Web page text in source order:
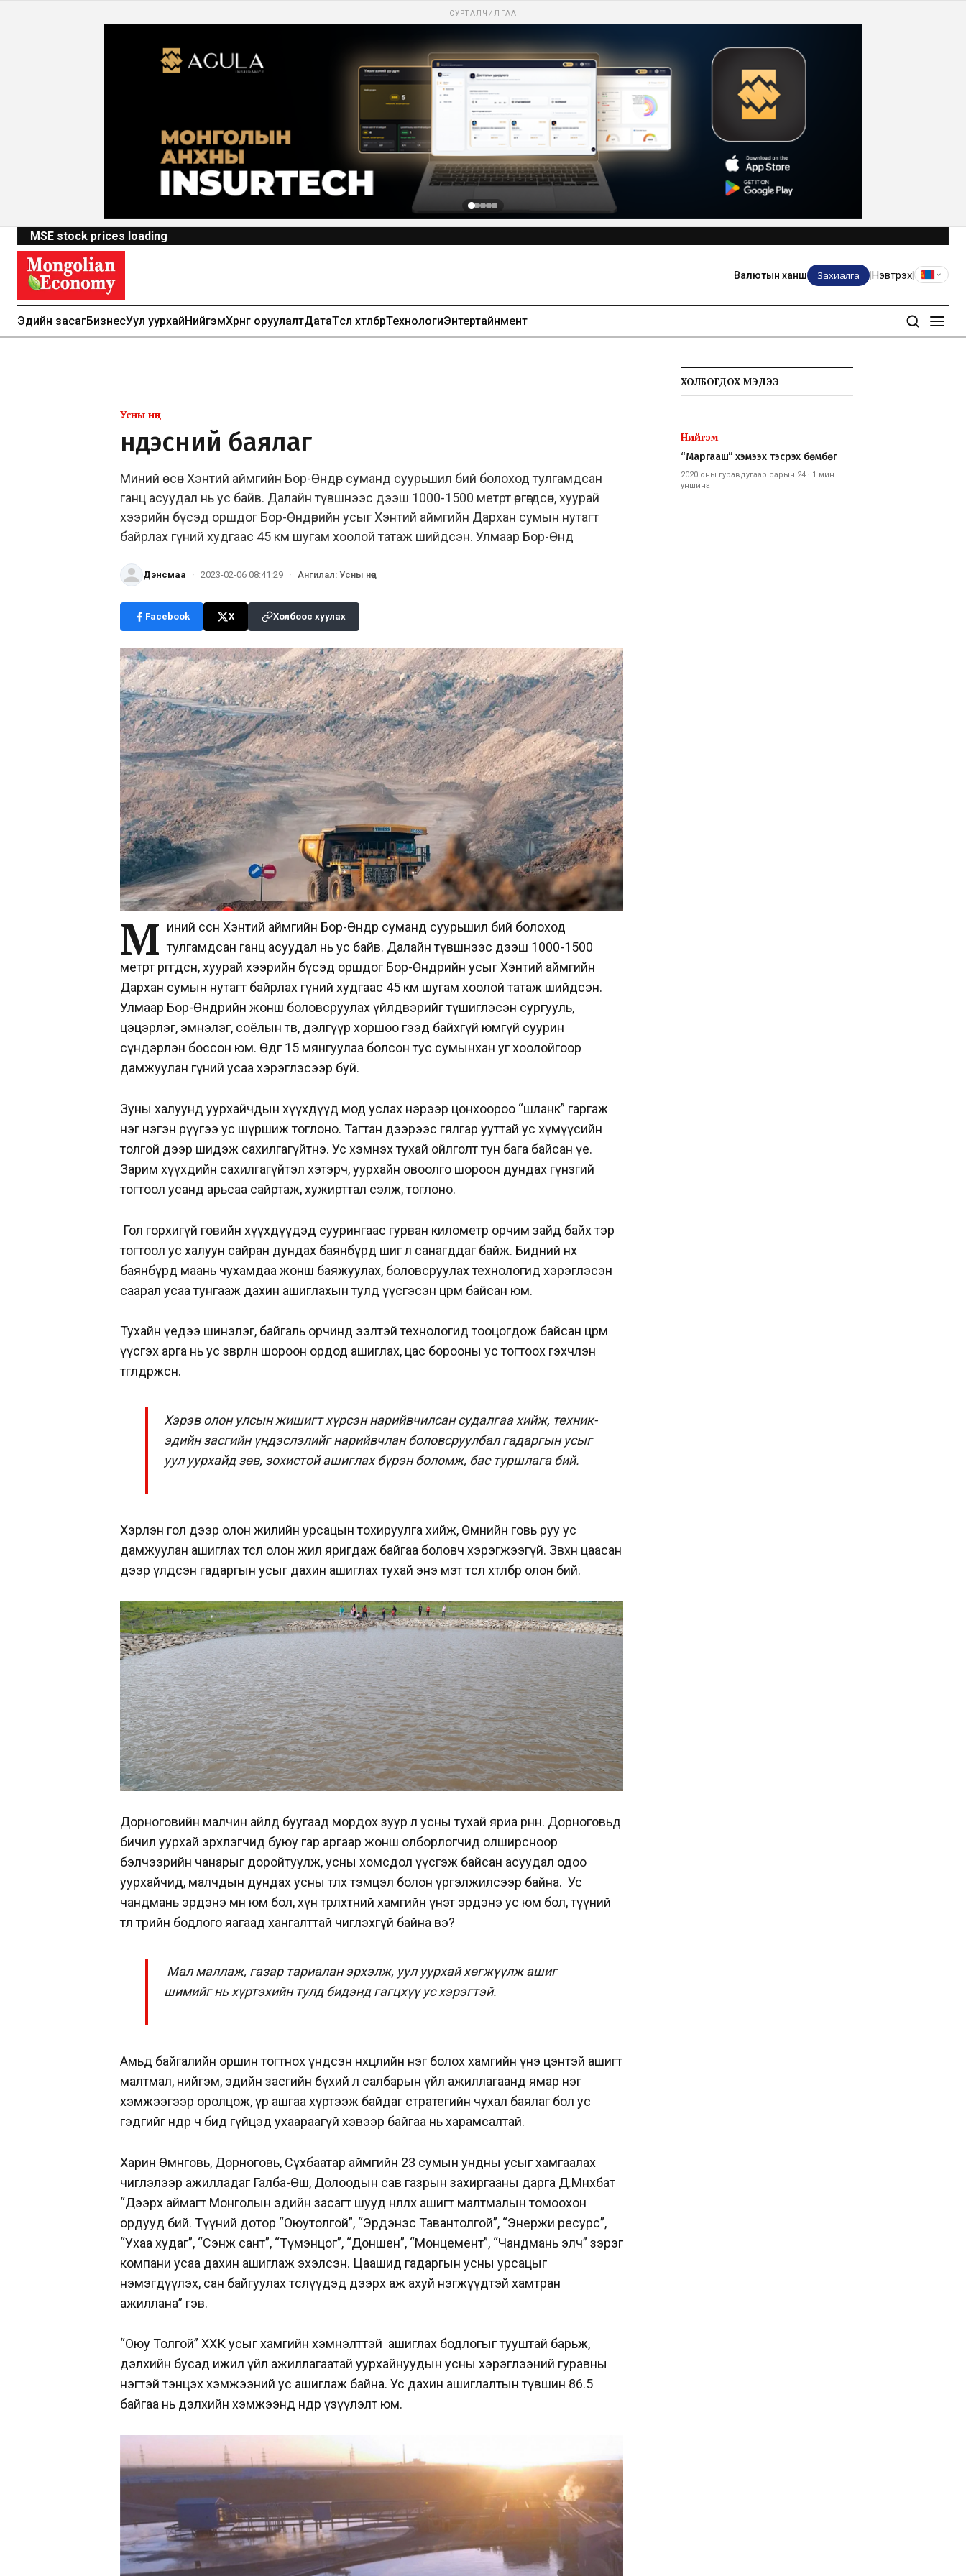
СУРТАЛЧИЛГАА
MSE stock prices loading
Валютын ханш Захиалга Нэвтрэх
Эдийн засагБизнесУул уурхайНийгэмХөрөнгө оруулалтДатаТөсөл хөтөлбөрТехнологиЭнтертайнмент
Усны нөөц
Үндэсний баялаг
Миний өссөн Хэнтий аймгийн Бор-Өндөр суманд суурьшил бий болоход тулгамдсан
ганц асуудал нь ус байв. Далайн түвшнээс дээш 1000-1500 метрт өргөгдсөн, хуурай
хээрийн бүсэд оршдог Бор-Өндөрийн усыг Хэнтий аймгийн Дархан сумын нутагт
байрлах гүний худгаас 45 км шугам хоолой татаж шийдсэн. Улмаар Бор-Өнд
Дэнсмаа · 2023-02-06 08:41:29 · Ангилал: Усны нөөц
Facebook X Холбоос хуулах
М иний өссөн Хэнтий аймгийн Бор-Өндөр суманд суурьшил бий болоход
тулгамдсан ганц асуудал нь ус байв. Далайн түвшнээс дээш 1000-1500
метрт өргөгдсөн, хуурай хээрийн бүсэд оршдог Бор-Өндөрийн усыг Хэнтий аймгийн
Дархан сумын нутагт байрлах гүний худгаас 45 км шугам хоолой татаж шийдсэн.
Улмаар Бор-Өндөрийн жонш боловсруулах үйлдвэрийг түшиглэсэн сургууль,
цэцэрлэг, эмнэлэг, соёлын төв, дэлгүүр хоршоо гээд байхгүй юмгүй суурин
сүндэрлэн боссон юм. Өдгөө 15 мянгуулаа болсон тус сумынхан уг хоолойгоор
дамжуулан гүний усаа хэрэглэсээр буй.
Зуны халуунд уурхайчдын хүүхдүүд мод услах нэрээр цонхоороо “шланк” гаргаж
нэг нэгэн рүүгээ ус шүршиж тоглоно. Тагтан дээрээс гялгар ууттай ус хүмүүсийн
толгой дээр шидэж сахилгагүйтнэ. Ус хэмнэх тухай ойлголт тун бага байсан үе.
Зарим хүүхдийн сахилгагүйтэл хэтэрч, уурхайн овоолго шороон дундах гүнзгий
тогтоол усанд арьсаа сайртаж, хужирттал сэлж, тоглоно.
Гол горхигүй говийн хүүхдүүдэд суурингаас гурван километр орчим зайд байх тэр
тогтоол ус халуун сайран дундах баянбүрд шиг л санагддаг байж. Бидний өнөөх
баянбүрд маань чухамдаа жонш баяжуулах, боловсруулах технологид хэрэглэсэн
саарал усаа тунгааж дахин ашиглахын тулд үүсгэсэн цөөрөм байсан юм.
Тухайн үедээ шинэлэг, байгаль орчинд ээлтэй технологид тооцогдож байсан цөөрөм
үүсгэх арга нь ус зөөвөрлөн шороон ордод ашиглах, цас борооны ус тогтоох гэхчлэн
төгөлдөржсөн.
Хэрэв олон улсын жишигт хүрсэн нарийвчилсан судалгаа хийж, техник-
эдийн засгийн үндэслэлийг нарийвчлан боловсруулбал гадаргын усыг
уул уурхайд зөв, зохистой ашиглах бүрэн боломж, бас туршлага бий.
Хэрлэн гол дээр олон жилийн урсацын тохируулга хийж, Өмнийн говь руу ус
дамжуулан ашиглах төсөл олон жил яригдаж байгаа боловч хэрэгжээгүй. Зөвхөн цаасан
дээр үлдсэн гадаргын усыг дахин ашиглах тухай энэ мэт төсөл хөтөлбөр олон бий.
Дорноговийн малчин айлд буугаад мордох зуур л усны тухай яриа өрнөнө. Дорноговьд
бичил уурхай эрхлэгчид буюу гар аргаар жонш олборлогчид олширсноор
бэлчээрийн чанарыг доройтуулж, усны хомсдол үүсгэж байсан асуудал одоо
уурхайчид, малчдын дундах усны төлөөх тэмцэл болон үргэлжилсээр байна. Ус
чандмань эрдэнэ мөн юм бол, хүн төрөлхтний хамгийн үнэт эрдэнэ ус юм бол, түүний
төлөө төрийн бодлого яагаад хангалттай чиглэхгүй байна вэ?
Мал маллаж, газар тариалан эрхэлж, уул уурхай хөгжүүлж ашиг
шимийг нь хүртэхийн тулд бидэнд гагцхүү ус хэрэгтэй.
Амьд байгалийн оршин тогтнох үндсэн нөхцөлийн нэг болох хамгийн үнэ цэнтэй ашигт
малтмал, нийгэм, эдийн засгийн бүхий л салбарын үйл ажиллагаанд ямар нэг
хэмжээгээр оролцож, үр ашгаа хүртээж байдаг стратегийн чухал баялаг бол ус
гэдгийг өнөөдөр ч бид гүйцэд ухаараагүй хэвээр байгаа нь харамсалтай.
Харин Өмнөговь, Дорноговь, Сүхбаатар аймгийн 23 сумын ундны усыг хамгаалах
чиглэлээр ажилладаг Галба-Өөш, Долоодын сав газрын захиргааны дарга Д.Мөнхбат
“Дээрх аймагт Монголын эдийн засагт шууд нөлөөлөх ашигт малтмалын томоохон
ордууд бий. Түүний дотор “Оюутолгой”, “Эрдэнэс Тавантолгой”, “Энержи ресурс”,
“Ухаа худаг”, “Сэнж сант”, “Түмэнцог”, “Доншен”, “Монцемент”, “Чандмань элч” зэрэг
компани усаа дахин ашиглаж эхэлсэн. Цаашид гадаргын усны урсацыг
нэмэгдүүлэх, сан байгуулах төслүүдэд дээрх аж ахуй нэгжүүдтэй хамтран
ажиллана” гэв.
“Оюу Толгой” ХХК усыг хамгийн хэмнэлттэй ашиглах бодлогыг тууштай барьж,
дэлхийн бусад ижил үйл ажиллагаатай уурхайнуудын усны хэрэглээний гуравны
нэгтэй тэнцэх хэмжээний ус ашиглаж байна. Ус дахин ашиглалтын түвшин 86.5
байгаа нь дэлхийн хэмжээнд өндөр үзүүлэлт юм.
ХОЛБОГДОХ МЭДЭЭ
Нийгэм
“Маргааш” хэмээх тэсрэх бөмбөг
2020 оны гуравдугаар сарын 24 · 1 мин
уншина